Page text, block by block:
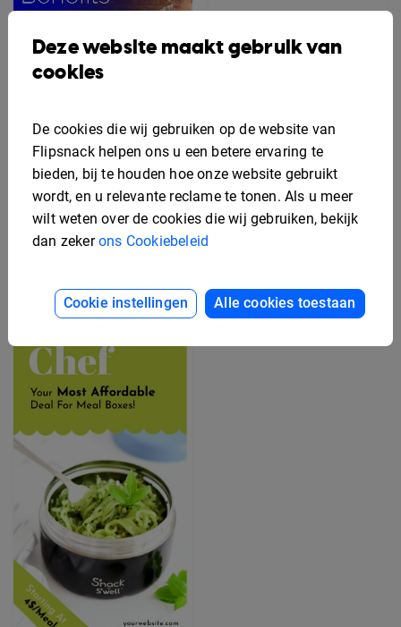
Bewerkbaar Secundaire
Arbeidsvoorwaarden
Flyer Sjabloon
Gratis Rek Kaart
Ontwerp Sjabloon
Deze website maakt gebruik van
cookies
De cookies die wij gebruiken op de website van
Flipsnack helpen ons u een betere ervaring te
bieden, bij te houden hoe onze website gebruikt
wordt, en u relevante reclame te tonen. Als u meer
wilt weten over de cookies die wij gebruiken, bekijk
dan zekerons Cookiebeleid
Cookie instellingen Alle cookies toestaan